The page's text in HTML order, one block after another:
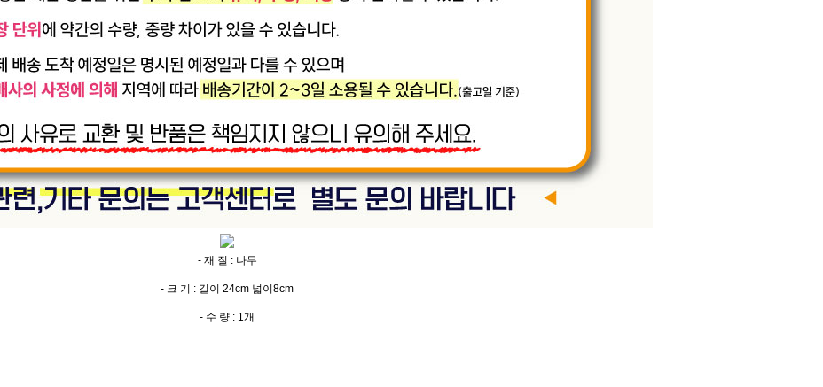
- 재 질 : 나무
- 크 기 : 길이 24cm 넓이8cm
- 수 량 : 1개